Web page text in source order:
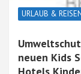
URLAUB &
neuen Kids